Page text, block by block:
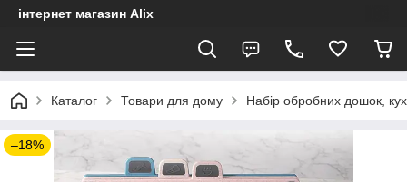
інтернет магазин Alix
Каталог Товари для дому Набір обробних дошок,
–18%